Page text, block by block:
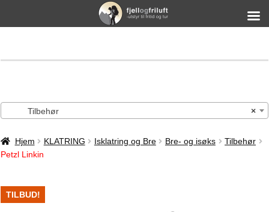
×
Tilbehør
Hjem KLATRING Isklatring og Bre Bre- og isøks
Tilbehør
Petzl Linkin
TILBUD!